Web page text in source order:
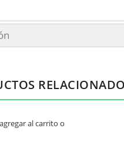
al carrito o